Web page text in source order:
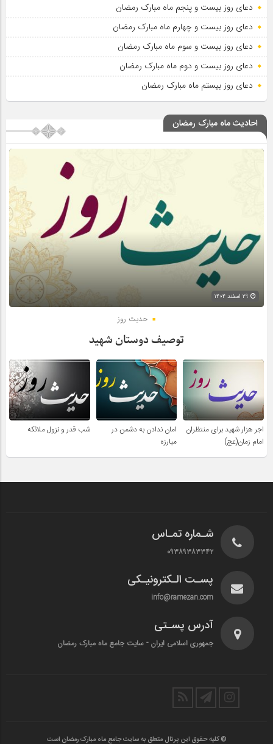
دعای روز بیست و پنجم ماه مبارک رمضان
دعای روز بیست و چهارم ماه مبارک رمضان
دعای روز بیست و سوم ماه مبارک رمضان
دعای روز بیست و دوم ماه مبارک رمضان
دعای روز بیستم ماه مبارک رمضان
احادیث ماه مبارک رمضان
حدیث روز
توصیف دوستان شهید
اجر هزار شهید برای منتظران
امام زمان(عج)
امان ندادن به دشمن در
مبارزه
شب قدر و نزول ملائکه
شـماره تمـاس
۰۹۳۸۹۳۸۳۳۴۲
پسـت الـکترونیـکی
info@ramezan.com
آدرس پسـتی
جمهوری اسلامی ایران - سایت جامع ماه مبارک رمضان
© کلیه حقوق این پرتال متعلق به سایت جامع ماه مبارک رمضان است